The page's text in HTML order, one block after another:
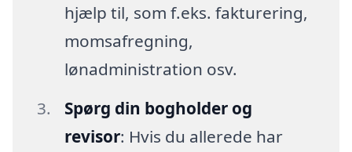
hjælp til, som f.eks. fakturering,
momsafregning,
lønadministration osv.
Spørg din bogholder og
revisor: Hvis du allerede har